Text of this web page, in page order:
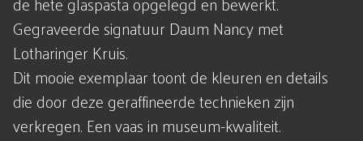
Gegraveerde signatuur Daum Nancy met
Lotharinger Kruis.
Dit mooie exemplaar toont de kleuren en details
die door deze geraffineerde technieken zijn
verkregen. Een vaas in museum-kwaliteit.